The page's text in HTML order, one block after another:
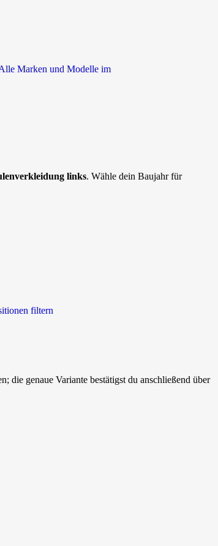
Marken und Modelle im
links. Wähle dein Baujahr für
filtern
die genaue Variante bestätigst du anschließend über